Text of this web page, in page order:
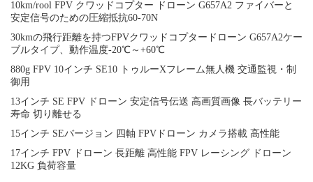
10km/rool FPV クワッドコプター ドローン G657A2 ファイバーと
安定信号のための圧縮抵抗60-70N
30kmの飛行距離を持つFPVクワッドコプタードローン G657A2ケー
ブルタイプ、動作温度-20℃～+60℃
880g FPV 10インチ SE10 トゥルーXフレーム無人機 交通監視・制
御用
13インチ SE FPV ドローン 安定信号伝送 高画質画像 長バッテリー
寿命 切り離せる
15インチ SEバージョン 四軸 FPVドローン カメラ搭載 高性能
17インチ FPV ドローン 長距離 高性能 FPV レーシング ドローン
12KG 負荷容量